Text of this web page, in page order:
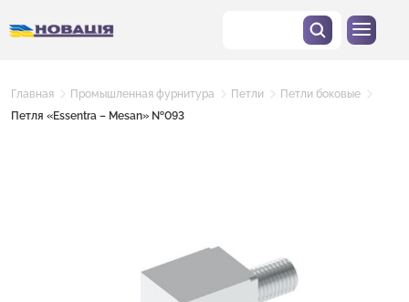
Главная Промышленная фурнитура Петли
Петли боковые
Петля «Essentra – Mesan» №093